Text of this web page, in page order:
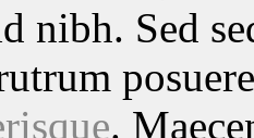
nibh. Sed
.